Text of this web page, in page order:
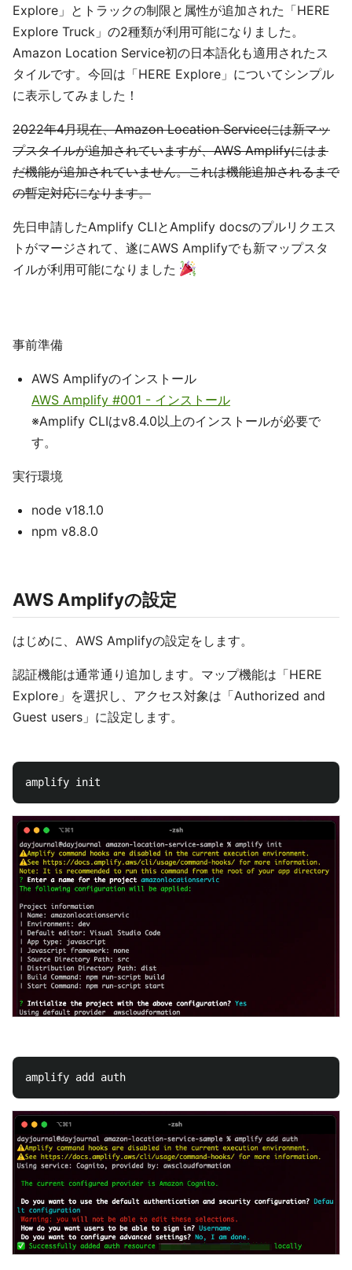
Explore」とトラックの制限と属性が追加された「HERE
Explore Truck」の2種類が利用可能になりました。
Amazon Location Service初の日本語化も適用されたス
タイルです。今回は「HERE Explore」についてシンプル
に表示してみました！
2022年4月現在、Amazon Location Serviceには新マッ
プスタイルが追加されていますが、AWS Amplifyにはま
だ機能が追加されていません。これは機能追加されるまで
の暫定対応になります。
先日申請したAmplify CLIとAmplify docsのプルリクエス
トがマージされて、遂にAWS Amplifyでも新マップスタ
イルが利用可能になりました
事前準備
AWS Amplifyのインストール
AWS Amplify #001 - インストール
※Amplify CLIはv8.4.0以上のインストールが必要で
す。
実行環境
node v18.1.0
npm v8.8.0
AWS Amplifyの設定
はじめに、AWS Amplifyの設定をします。
認証機能は通常通り追加します。マップ機能は「HERE
Explore」を選択し、アクセス対象は「Authorized and
Guest users」に設定します。